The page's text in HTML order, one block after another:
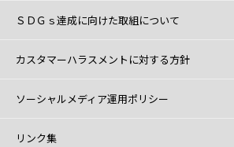
ＳＤＧｓ達成に向けた取組について
カスタマーハラスメントに対する方針
ソーシャルメディア運用ポリシー
リンク集